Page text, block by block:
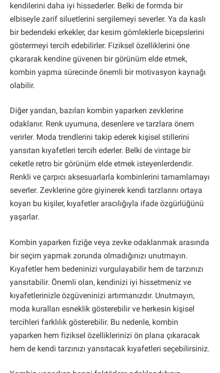
kendilerini daha iyi hissederler. Belki de formda bir
elbiseyle zarif siluetlerini sergilemeyi severler. Ya da kaslı
bir bedendeki erkekler, dar kesim gömleklerle bicepslerini
göstermeyi tercih edebilirler. Fiziksel özelliklerini öne
çıkararak kendine güvenen bir görünüm elde etmek,
kombin yapma sürecinde önemli bir motivasyon kaynağı
olabilir.
Diğer yandan, bazıları kombin yaparken zevklerine
odaklanır. Renk uyumuna, desenlere ve tarzlara önem
verirler. Moda trendlerini takip ederek kişisel stillerini
yansıtan kıyafetleri tercih ederler. Belki de vintage bir
ceketle retro bir görünüm elde etmek isteyenlerdendir.
Renkli ve çarpıcı aksesuarlarla kombinlerini tamamlamayı
severler. Zevklerine göre giyinerek kendi tarzlarını ortaya
koyan bu kişiler, kıyafetler aracılığıyla ifade özgürlüğünü
yaşarlar.
Kombin yaparken fiziğe veya zevke odaklanmak arasında
bir seçim yapmak zorunda olmadığınızı unutmayın.
Kıyafetler hem bedeninizi vurgulayabilir hem de tarzınızı
yansıtabilir. Önemli olan, kendinizi iyi hissetmeniz ve
kıyafetlerinizle özgüveninizi artırmanızdır. Unutmayın,
moda kuralları esneklik gösterebilir ve herkesin kişisel
tercihleri farklılık gösterebilir. Bu nedenle, kombin
yaparken hem fiziksel özelliklerinizi ön plana çıkaracak
hem de kendi tarzınızı yansıtacak kıyafetleri seçebilirsiniz.